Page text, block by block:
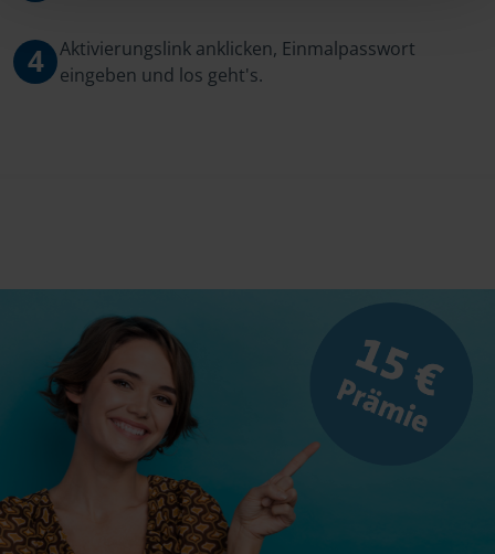
4
Aktivierungslink anklicken, Einmalpasswort
eingeben und los geht's.